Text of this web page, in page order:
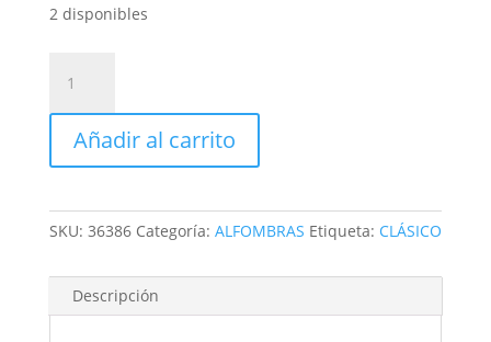
2 disponibles
MARTINA
cantidad
Añadir al carrito
SKU: 36386 Categoría: ALFOMBRAS Etiqueta: CLÁSICO
Descripción